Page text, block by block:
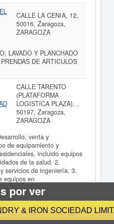
CALLE LA CENIA, 12,
50016, Zaragoza,
ZARAGOZA
LAVADO Y PLANCHADO
DE ARTICULOS
CALLE TARENTO
(PLATAFORMA
LOGISTICA PLAZA), ,
50197, Zaragoza,
ZARAGOZA
venta y
de equipamiento y
incluido equipos
de la salud. 2.
servicios de ingeniería. 3.
equipos en
PASEO CALANDA, 55,
ZARAGOZA
por ver
& IRON SOCIEDAD